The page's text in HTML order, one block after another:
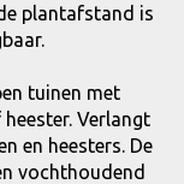
plantafstand is
tuinen met
Verlangt
en heesters. De
vochthoudend